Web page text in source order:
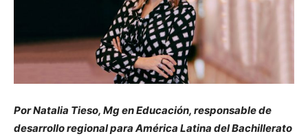
Por Natalia Tieso, Mg en Educación, responsable de
desarrollo regional para América Latina del Bachillerato